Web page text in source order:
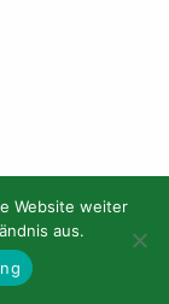
Website weiter
aus.